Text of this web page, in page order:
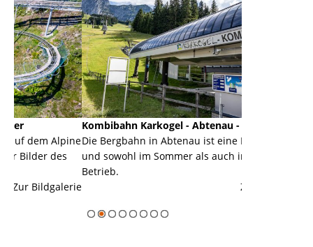
Kombibahn Karkogel - Abtenau - Salzburg
Die Bergbahn in Abtenau ist eine Kombibahn
und sowohl im Sommer als auch im Winter in
Zur Bildgalerie